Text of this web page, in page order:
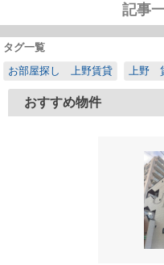
記事
タグ一覧
お部屋探し 上野賃貸
上野
おすすめ物件